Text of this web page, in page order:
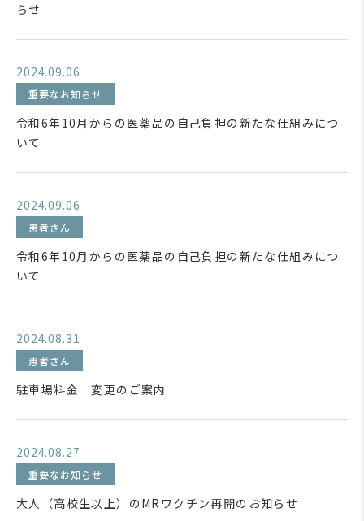
らせ
2024.09.06
重要なお知らせ
令和6年10月からの医薬品の自己負担の新たな仕組みにつ
いて
2024.09.06
患者さん
令和6年10月からの医薬品の自己負担の新たな仕組みにつ
いて
2024.08.31
患者さん
駐車場料金 変更のご案内
2024.08.27
重要なお知らせ
大人（高校生以上）のMRワクチン再開のお知らせ